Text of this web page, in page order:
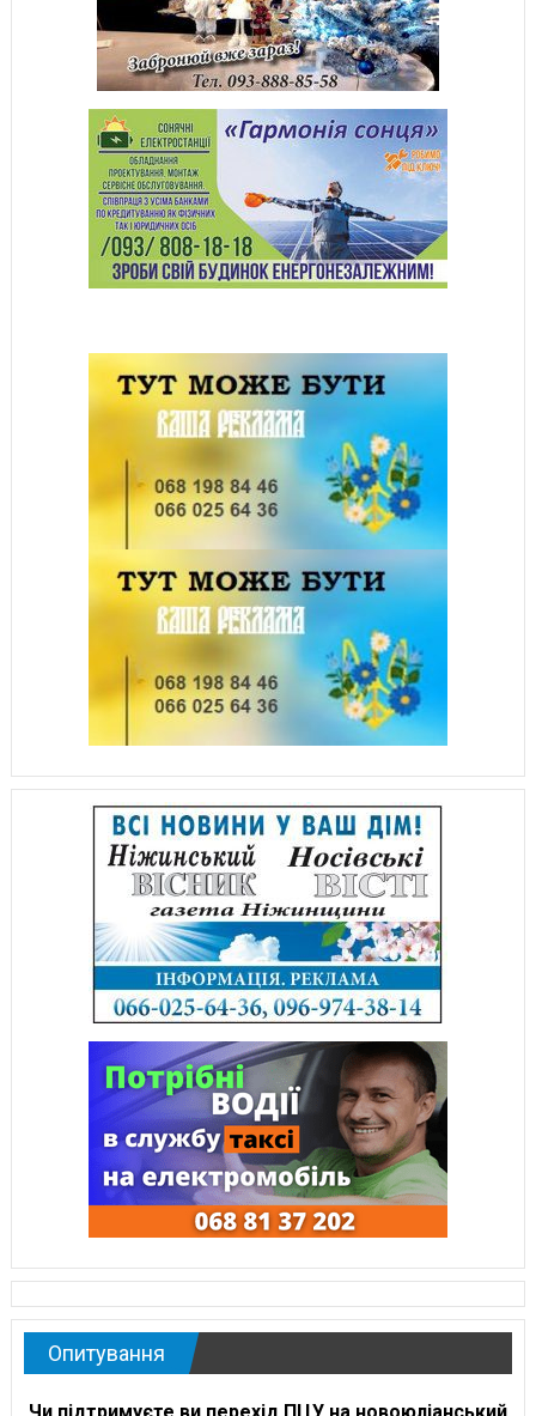
Опитування
Чи підтримуєте ви перехід ПЦУ на новоюліанський